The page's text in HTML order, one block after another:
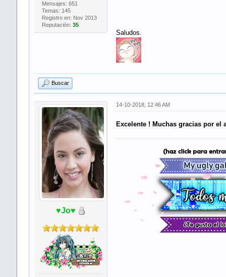
Mensajes: 651
Temas: 145
Registro en: Nov 2013
Reputación: 35
Saludos.
Buscar
♥Jo♥
14-10-2018, 12:46 AM
Excelente ! Muchas gracias por el